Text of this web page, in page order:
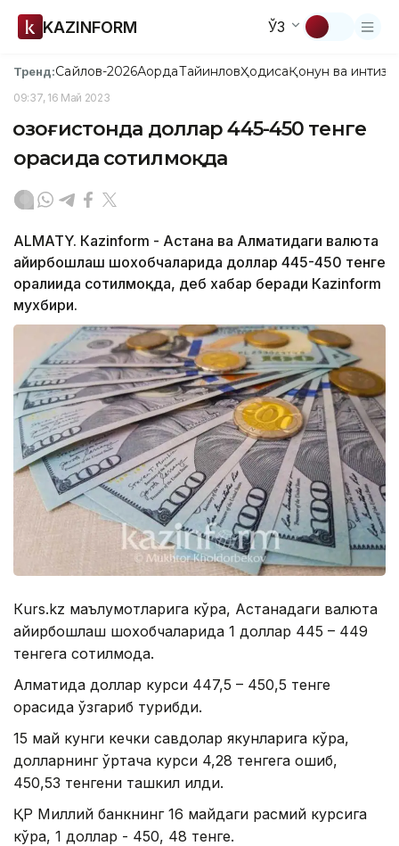
KAZINFORM ЎЗ
Тренд:Сайлов-2026АқордаТайинловҲодисаҚонун ва
09:37, 16 Май 2023
Қозоғистонда доллар 445-450 тенге
орасида сотилмоқда
ALMATY. Кazinform - Астана ва Алматидаги валюта
айирбошлаш шохобчаларида доллар 445-450 тенге
оралиғида сотилмоқда, деб хабар беради Кazinform
мухбири.
Кurs.kz маълумотларига кўра, Астанадаги валюта
айирбошлаш шохобчаларида 1 доллар 445 – 449
тенгега сотилмоқда.
Алматида доллар курси 447,5 – 450,5 тенге
орасида ўзгариб турибди.
15 май кунги кечки савдолар якунларига кўра,
долларнинг ўртача курси 4,28 тенгега ошиб,
450,53 тенгени ташкил қилди.
ҚР Миллий банкнинг 16 майдаги расмий курсига
кўра, 1 доллар - 450, 48 тенге.